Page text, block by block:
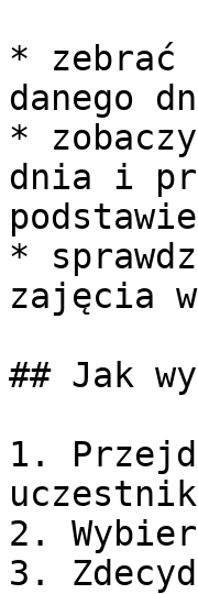
* zebrać
danego
*
dnia i
*
zajęcia
## Jak
1.
2.
3.